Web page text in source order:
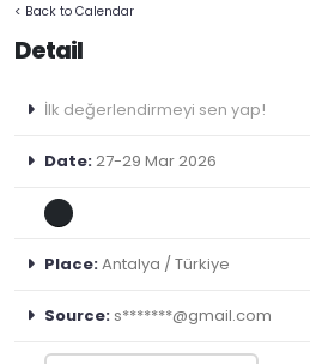
< Back to Calendar
Detail
İlk değerlendirmeyi sen yap!
Date:27-29 Mar 2026
Place:Antalya / Türkiye
Source: s*******@gmail.com